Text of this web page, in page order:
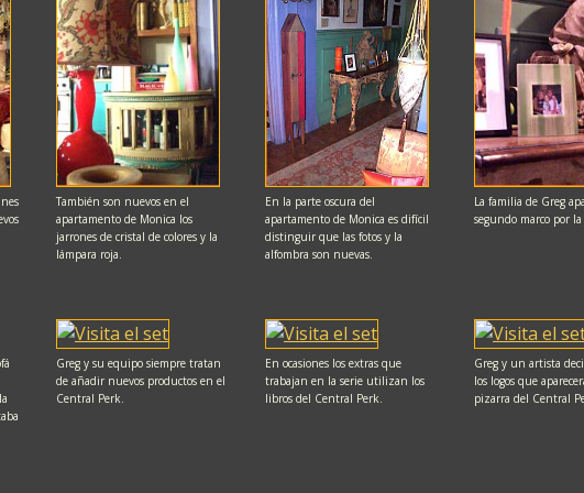
También son nuevos en el
apartamento de Monica los
jarrones de cristal de colores y la
lámpara roja.
En la parte oscura del
apartamento de Monica es difícil
distinguir que las fotos y la
alfombra son nuevas.
La familia de Greg
segundo marco por
Greg y su equipo siempre tratan
de añadir nuevos productos en el
Central Perk.
En ocasiones los extras que
trabajan en la serie utilizan los
libros del Central Perk.
Greg y un artista
los logos que
pizarra del Central